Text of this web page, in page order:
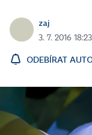
zaj
3. 7. 2016
ODEBÍRAT